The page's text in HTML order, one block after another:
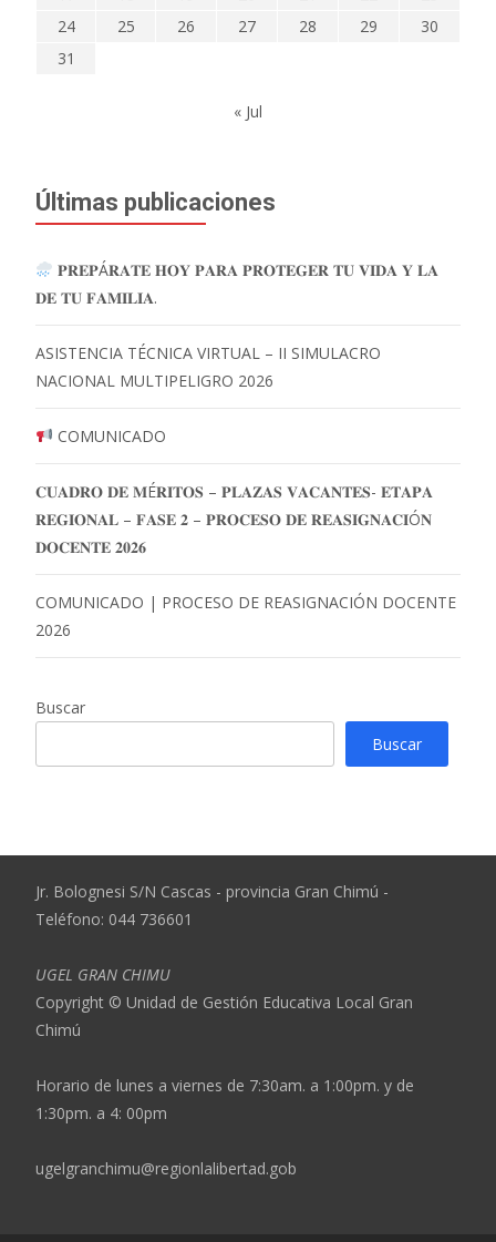
24
25 26 27 28 29
30
31
« Jul
Últimas publicaciones
𝐏𝐑𝐄𝐏Á𝐑𝐀𝐓𝐄 𝐇𝐎𝐘 𝐏𝐀𝐑𝐀 𝐏𝐑𝐎𝐓𝐄𝐆𝐄𝐑 𝐓𝐔 𝐕𝐈𝐃𝐀 𝐘 𝐋𝐀
𝐃𝐄 𝐓𝐔 𝐅𝐀𝐌𝐈𝐋𝐈𝐀.
ASISTENCIA TÉCNICA VIRTUAL – II SIMULACRO
NACIONAL MULTIPELIGRO 2026
COMUNICADO
𝐂𝐔𝐀𝐃𝐑𝐎 𝐃𝐄 𝐌É𝐑𝐈𝐓𝐎𝐒 – 𝐏𝐋𝐀𝐙𝐀𝐒 𝐕𝐀𝐂𝐀𝐍𝐓𝐄𝐒- 𝐄𝐓𝐀𝐏𝐀
𝐑𝐄𝐆𝐈𝐎𝐍𝐀𝐋 – 𝐅𝐀𝐒𝐄 𝟐 – 𝐏𝐑𝐎𝐂𝐄𝐒𝐎 𝐃𝐄 𝐑𝐄𝐀𝐒𝐈𝐆𝐍𝐀𝐂𝐈Ó𝐍
𝐃𝐎𝐂𝐄𝐍𝐓𝐄 𝟐𝟎𝟐𝟔
COMUNICADO | PROCESO DE REASIGNACIÓN DOCENTE
2026
Buscar
Buscar
Jr. Bolognesi S/N Cascas - provincia Gran Chimú -
Teléfono: 044 736601
UGEL GRAN CHIMU
Copyright © Unidad de Gestión Educativa Local Gran
Chimú
Horario de lunes a viernes de 7:30am. a 1:00pm. y de
1:30pm. a 4: 00pm
ugelgranchimu@regionlalibertad.gob